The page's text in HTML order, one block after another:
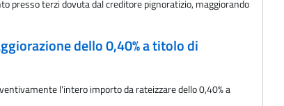
terzi dovuta dal creditore pignoratizio, maggiorando
dello 0,40% a titolo di
l'intero importo da rateizzare dello 0,40% a